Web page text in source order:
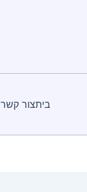
ביתצור קשר